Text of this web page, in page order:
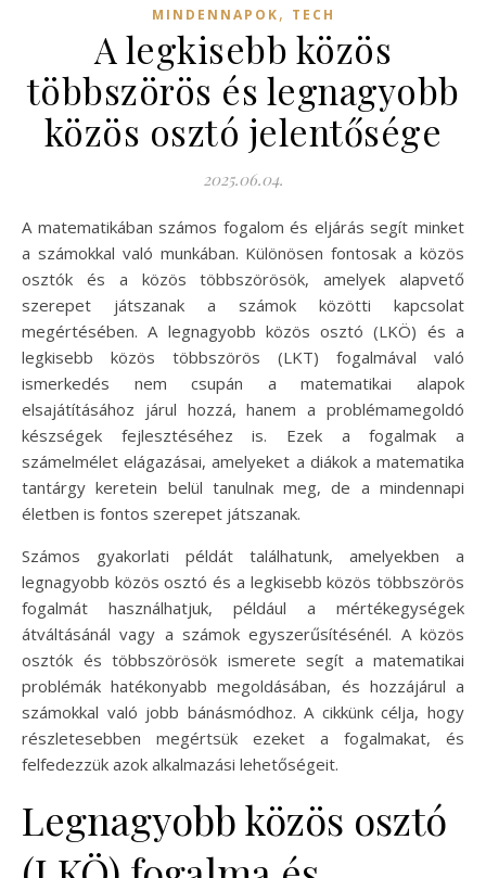
MINDENNAPOK, TECH
A legkisebb közös
többszörös és legnagyobb
közös osztó jelentősége
2025.06.04.
A matematikában számos fogalom és eljárás segít minket
a számokkal való munkában. Különösen fontosak a közös
osztók és a közös többszörösök, amelyek alapvető
szerepet játszanak a számok közötti kapcsolat
megértésében. A legnagyobb közös osztó (LKÖ) és a
legkisebb közös többszörös (LKT) fogalmával való
ismerkedés nem csupán a matematikai alapok
elsajátításához járul hozzá, hanem a problémamegoldó
készségek fejlesztéséhez is. Ezek a fogalmak a
számelmélet elágazásai, amelyeket a diákok a matematika
tantárgy keretein belül tanulnak meg, de a mindennapi
életben is fontos szerepet játszanak.
Számos gyakorlati példát találhatunk, amelyekben a
legnagyobb közös osztó és a legkisebb közös többszörös
fogalmát használhatjuk, például a mértékegységek
átváltásánál vagy a számok egyszerűsítésénél. A közös
osztók és többszörösök ismerete segít a matematikai
problémák hatékonyabb megoldásában, és hozzájárul a
számokkal való jobb bánásmódhoz. A cikkünk célja, hogy
részletesebben megértsük ezeket a fogalmakat, és
felfedezzük azok alkalmazási lehetőségeit.
Legnagyobb közös osztó